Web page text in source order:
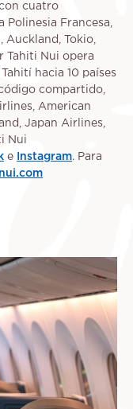
cuatro
Francesa,
Auckland, Tokio,
Tahiti Nui opera
hacia 10 países
compartido,
American
Japan Airlines,
Nui
e Instagram. Para